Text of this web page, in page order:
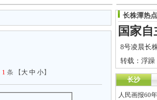
1 条 【 大 中 小】
长株潭热点
长沙
人民画报60